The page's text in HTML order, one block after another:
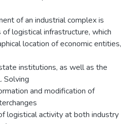
of an industrial complex is
logistical infrastructure, which
location of economic entities,
institutions, as well as the
Solving
and modification of
logistical activity at both industry